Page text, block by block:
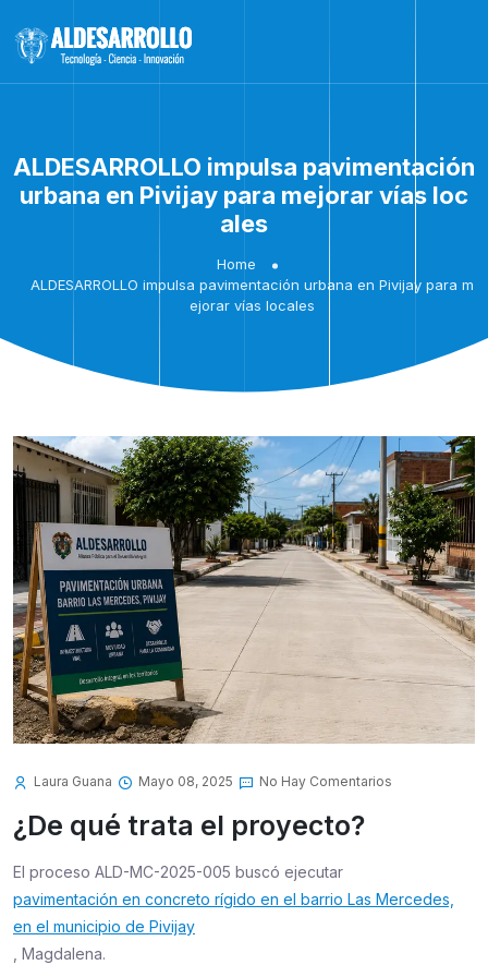
ALDESARROLLO impulsa pavimentación
urbana en Pivijay para mejorar vías loc
ales
Home
ALDESARROLLO impulsa pavimentación urbana en Pivijay para m
ejorar vías locales
Laura Guana Mayo 08, 2025 No Hay Comentarios
¿De qué trata el proyecto?
El proceso ALD-MC-2025-005 buscó ejecutar
pavimentación en concreto rígido en el barrio Las Mercedes,
en el municipio de Pivijay
, Magdalena.